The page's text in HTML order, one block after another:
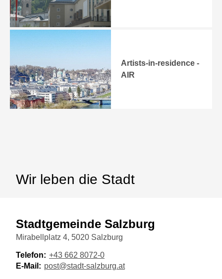
Artists-in-residence -
AIR
Wir leben die Stadt
Stadtgemeinde Salzburg
Mirabellplatz 4, 5020 Salzburg
Telefon: +43 662 8072-0
E-Mail: post@stadt-salzburg.at